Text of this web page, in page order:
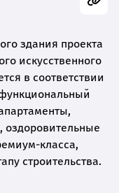
здания проекта
искусственного
в соответствии
оздоровительные
класса,
строительства.